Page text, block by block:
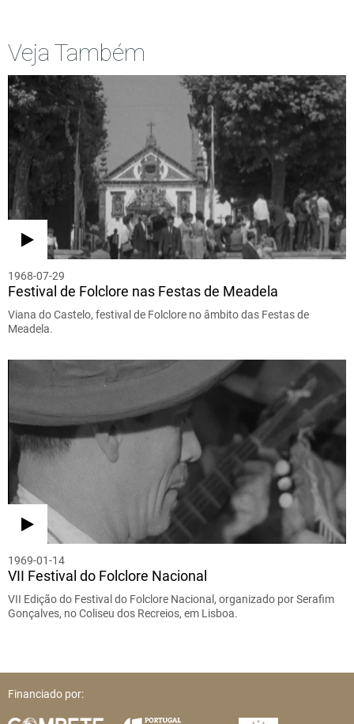
Veja Também
1968-07-29
Festival de Folclore nas Festas de Meadela
Viana do Castelo, festival de Folclore no âmbito das Festas de
Meadela.
1969-01-14
VII Festival do Folclore Nacional
VII Edição do Festival do Folclore Nacional, organizado por Serafim
Gonçalves, no Coliseu dos Recreios, em Lisboa.
Financiado por: